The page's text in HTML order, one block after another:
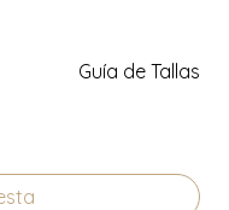
Guía de Tallas